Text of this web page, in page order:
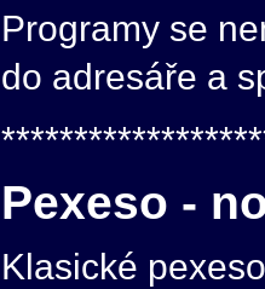
Programy se
do adresáře a
Pexeso -
Klasické